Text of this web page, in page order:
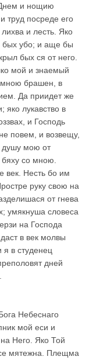
Днем и нощию
труд посреде его
и лесть. Яко
бых убо; и аще бы
бых ся от него.
мой и знаемый
мною брашен, в
Да приидет же
яко лукавство в
и Господь
повем, и возвещу,
душу мою от
со мною.
век. Несть бо им
руку свою на
от гнева
умякнуша словеса
на Господа
в век молвы
в студенец
дней
Небеснаго
мой еси и
Него. Яко Той
мятежна. Плещма